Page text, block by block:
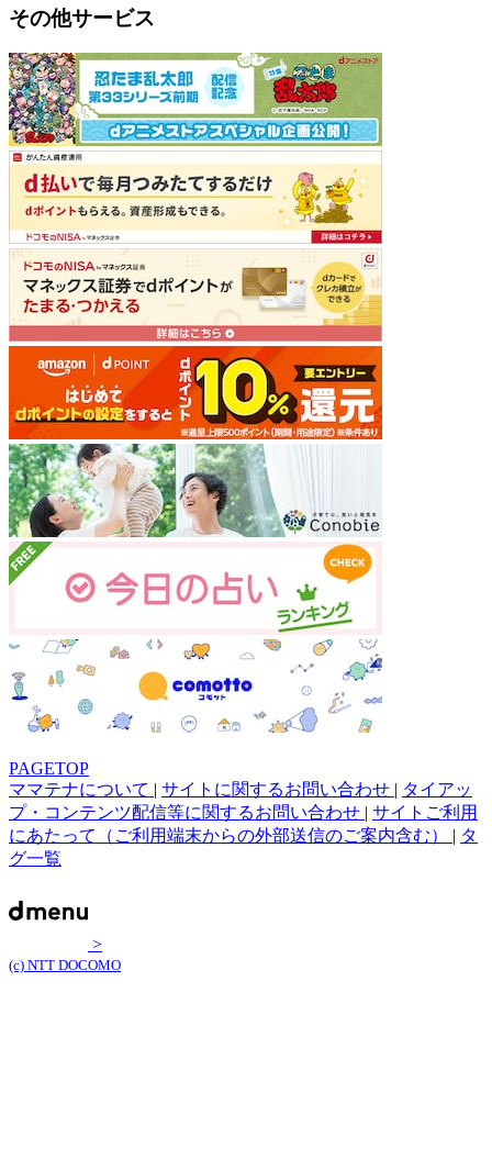
その他サービス
PAGETOP
ママテナについて | サイトに関するお問い合わせ | タイアッ
プ・コンテンツ配信等に関するお問い合わせ | サイトご利用
にあたって（ご利用端末からの外部送信のご案内含む） | タ
グ一覧
>
(c) NTT DOCOMO